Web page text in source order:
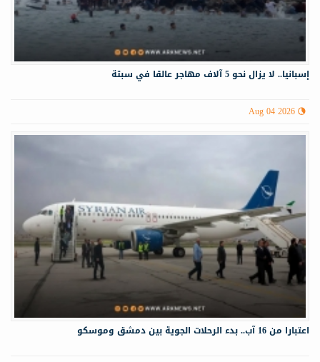
إسبانيا.. لا يزال نحو 5 آلاف مهاجر عالقا في سبتة
Aug 04 2026
اعتبارا من 16 آب.. بدء الرحلات الجوية بين دمشق وموسكو